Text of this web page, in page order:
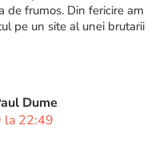
de frumos. Din fericire am
pe un site al unei brutarii
Dume
la 22:49